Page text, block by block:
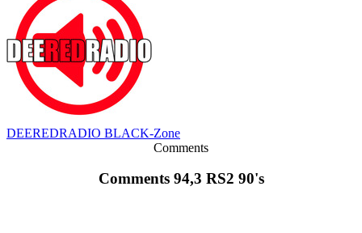
DEEREDRADIO BLACK-Zone
Comments
Comments 94,3 RS2 90's